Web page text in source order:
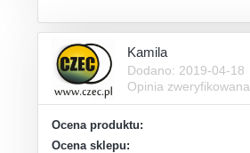
Kamila
Dodano: 2019-04-18
Opinia zweryfikowana
Ocena produktu:
Ocena sklepu: